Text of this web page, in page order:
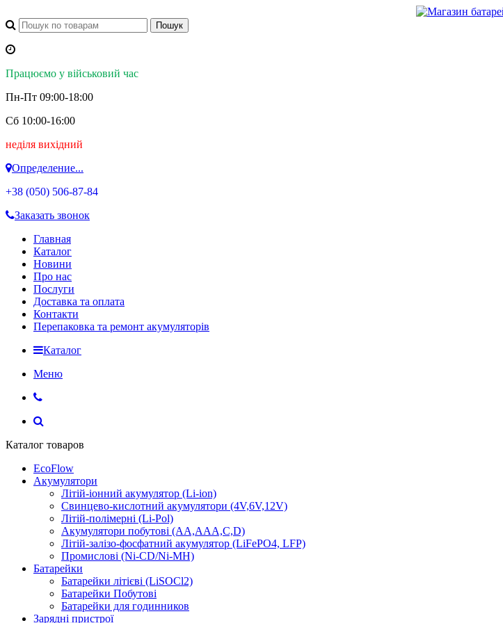
Працюємо у військовий час
Пн-Пт 09:00-18:00
Сб 10:00-16:00
неділя вихідний
Определение...
+38 (050) 506-87-84
Заказать звонок
Главная
Каталог
Новини
Про нас
Послуги
Доставка та оплата
Контакти
Перепаковка та ремонт акумуляторів
Каталог
Меню
Каталог товаров
EcoFlow
Акумулятори
Літій-іонний акумулятор (Li-ion)
Свинцево-кислотний акумулятори (4V,6V,12V)
Літій-полімерні (Li-Pol)
Акумулятори побутові (AA,AAA,C,D)
Літій-залізо-фосфатний акумулятор (LiFePO4, LFP)
Промислові (Ni-CD/Ni-MH)
Батарейки
Батарейки літієві (LiSOCl2)
Батарейки Побутові
Батарейки для годинников
Зарядні пристрої